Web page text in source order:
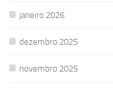
janeiro 2026
dezembro 2025
novembro 2025